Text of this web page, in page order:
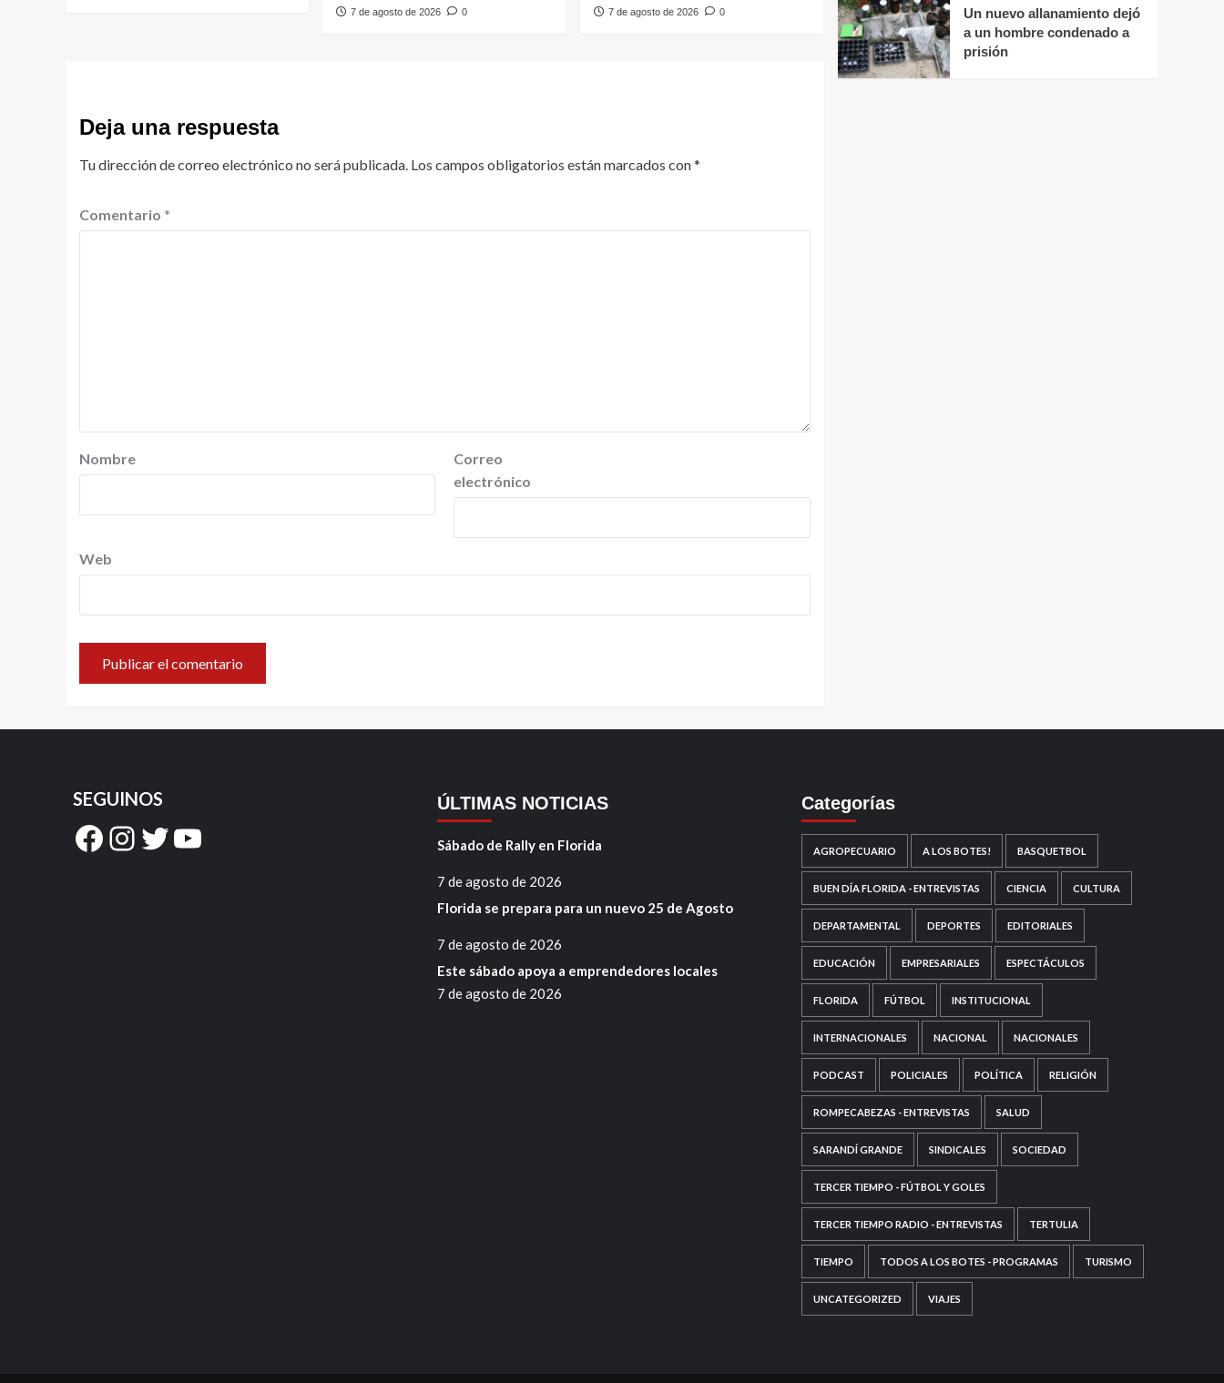
7 de agosto de 2026 0 7 de agosto de 2026 0
Deja una respuesta
Tu dirección de correo electrónico no será publicada. Los campos obligatorios están marcados con*
Comentario *
Nombre
Correo
electrónico
Web
Un nuevo allanamiento dejó
a un hombre condenado a
prisión
SEGUINOS
Facebook
Instagram
Twitter
YouTube
ÚLTIMAS NOTICIAS
Sábado de Rally en Florida
7 de agosto de 2026
Florida se prepara para un nuevo 25 de Agosto
7 de agosto de 2026
Este sábado apoya a emprendedores locales
7 de agosto de 2026
Categorías
AGROPECUARIO A LOS BOTES! BASQUETBOL
BUEN DÍA FLORIDA - ENTREVISTAS CIENCIA CULTURA
DEPARTAMENTAL DEPORTES EDITORIALES
EDUCACIÓN EMPRESARIALES ESPECTÁCULOS
FLORIDA FÚTBOL INSTITUCIONAL
INTERNACIONALES NACIONAL NACIONALES
PODCAST POLICIALES POLÍTICA RELIGIÓN
ROMPECABEZAS - ENTREVISTAS SALUD
SARANDÍ GRANDE SINDICALES SOCIEDAD
TERCER TIEMPO - FÚTBOL Y GOLES
TERCER TIEMPO RADIO - ENTREVISTAS TERTULIA
TIEMPO TODOS A LOS BOTES - PROGRAMAS TURISMO
UNCATEGORIZED VIAJES